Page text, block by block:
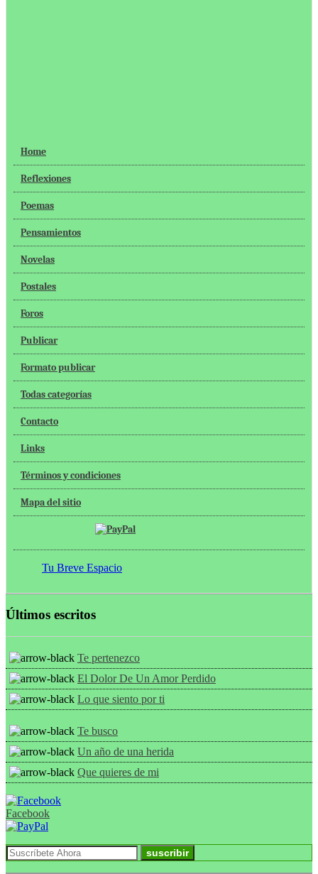
Home
Reflexiones
Poemas
Pensamientos
Novelas
Postales
Foros
Publicar
Formato publicar
Todas categorías
Contacto
Links
Términos y condiciones
Mapa del sitio
Tu Breve Espacio
Últimos escritos
Te pertenezco
El Dolor De Un Amor Perdido
Lo que siento por ti
Te busco
Un año de una herida
Que quieres de mi
Facebook
suscribir